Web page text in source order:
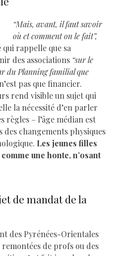
“Mais, avant, il faut savoir
où et comment on le fait”,
rappelle que sa
des associations “sur le
du Planning familial que
pas que financier.
rend visible un sujet qui
la nécessité d’en parler
règles – l’âge médian est
des changements physiques
Les jeunes filles
une honte, n’osant
de mandat de la
des Pyrénées-Orientales
remontées de profs ou des